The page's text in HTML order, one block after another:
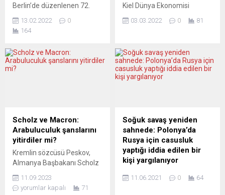
Berlin’de düzenlenen 72.
Festivali’nde (Berlinale)
“Rabiye Kurnaz George W.
prömiyeri yapıldı. Oğlunu
Guantanamo
düzenlenen galaya katılarak
kırmızı halıda yürüdü.
Berlinale kapsamındaki
basın toplantısına Türk ev
kadını Rabiye Kurnaz’ın oğlu
Murat’ın...
13.02.2022
0
164
Kiel Dünya Ekonomisi
Ekonomik Araştırma
başta ABD olmak üzere
Batılı ülkelerle uzun bir
ticaret savaşından daha
ticari ilişkilerin değişmeden
kalması durumunda uzun
vadede yıllık neredeyse
yüzde 10 daha düşük
olacağı...
03.03.2022 0 81
Scholz ve Macron:
Arabuluculuk şanslarını
yitirdiler mi?
Kremlin sözcüsü Peskov,
Almanya Başbakanı Scholz
Macron’un bağımsızlıklarını
yitirdiğini ve arabuluculuk
11.09.2023
yorumlar kapalı
71
Soğuk savaş yeniden
sahnede: Polonya’da
Rusya için casusluk
yaptığı iddia edilen bir
kişi yargılanıyor
bir kişinin Rusya İstihbarat
11.06.2021 0 64